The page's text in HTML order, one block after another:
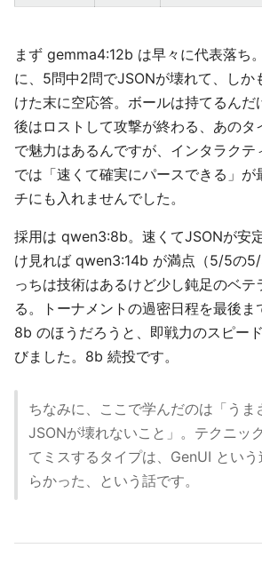
まず gemma4:12b は早々に代表落ち
に、5問中2問でJSONが壊れて、しか
けた末に空応答。ボールは持てるんだ
後はロストして攻撃が終わる、あのタ
で魅力はあるんですが、インタラクテ
では「速くて確実にパースできる」が
チにも入れませんでした。
採用は qwen3:8b。速くてJSONが安
け見れば qwen3:14b が満点（5/5の
っちは技術はあるけど少し鈍足のベ
る。トーナメントの過密日程を最後ま
8b のほうだろうと、即戦力のスピー
びました。8b 続投です。
ちなみに、ここで学んだのは「うま
JSONが壊れないこと」。テクニッ
てミスするタイプは、GenUI とい
らかった、という話です。